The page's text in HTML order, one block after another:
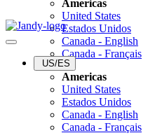
Americas
United States
Estados Unidos
Canada - English
Canada - Français
US/ES
Americas
United States
Estados Unidos
Canada - English
Canada - Français